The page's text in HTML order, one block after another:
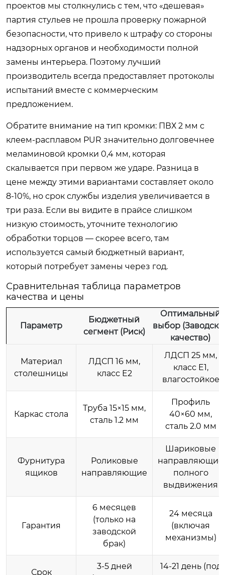
проектов мы столкнулись с тем, что «дешевая»
партия стульев не прошла проверку пожарной
безопасности, что привело к штрафу со стороны
надзорных органов и необходимости полной
замены интерьера. Поэтому лучший
производитель всегда предоставляет протоколы
испытаний вместе с коммерческим
предложением.
Обратите внимание на тип кромки: ПВХ 2 мм с
клеем-расплавом PUR значительно долговечнее
меламиновой кромки 0,4 мм, которая
скалывается при первом же ударе. Разница в
цене между этими вариантами составляет около
8-10%, но срок службы изделия увеличивается в
три раза. Если вы видите в прайсе слишком
низкую стоимость, уточните технологию
обработки торцов — скорее всего, там
используется самый бюджетный вариант,
который потребует замены через год.
Сравнительная таблица параметров
качества и цены
Параметр
Бюджетный
сегмент (Риск)
Оптимальный
выбор
качество)
Материал
столешницы
ЛДСП 16 мм,
класс E2
ЛДСП 25 мм,
класс E1,
влагостойкое
Каркас стола
Труба 15×15 мм,
сталь 1.2 мм
Профиль
40×60 мм,
сталь 2.0 мм
Фурнитура
ящиков
Роликовые
направляющие
Шариковые
направляющие
полного
выдвижения
Гарантия
6 месяцев
(только на
заводской
брак)
24 месяца
(включая
механизмы)
Срок
3-5 дней
14-21 день (под